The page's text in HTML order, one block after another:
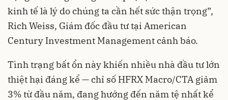
kinh tế là lý do chúng ta cần hết sức thận trọng”,
Rich Weiss, Giám đốc đầu tư tại American
Century Investment Management cảnh báo.
Tình trạng bất ổn này khiến nhiều nhà đầu tư lớn
thiệt hại đáng kể — chỉ số HFRX Macro/CTA giảm
3% từ đầu năm, đang hướng đến năm tệ nhất kể